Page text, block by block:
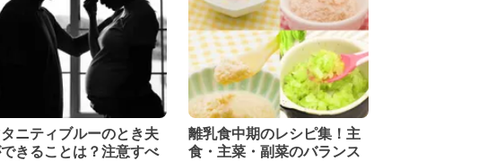
ニティブルーのとき夫
きることは？注意すべ
離乳食中期のレシピ集！主
食・主菜・副菜のバランス